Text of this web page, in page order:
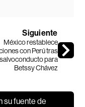
Siguiente
México restablece
con Perú tras
para
Betssy Chávez
su fuente de